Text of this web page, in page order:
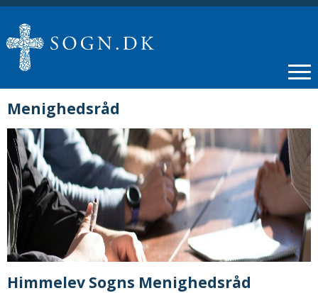
Menighedsråd
Himmelev Sogns Menighedsråd